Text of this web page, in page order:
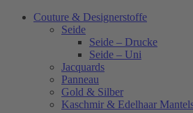
Couture & Designerstoffe
Seide
Seide – Drucke
Seide – Uni
Jacquards
Panneau
Gold & Silber
Kaschmir & Edelhaar